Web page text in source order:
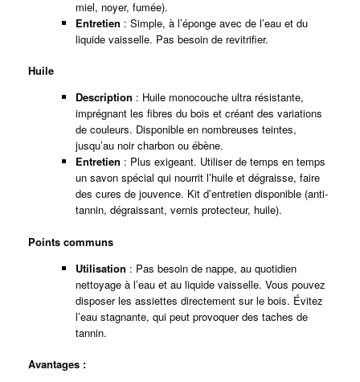
miel, noyer, fumée).
Entretien : Simple, à l’éponge avec de l’eau et du
liquide vaisselle. Pas besoin de revitrifier.
Huile
Description : Huile monocouche ultra résistante,
imprégnant les fibres du bois et créant des variations
de couleurs. Disponible en nombreuses teintes,
jusqu’au noir charbon ou ébène.
Entretien : Plus exigeant. Utiliser de temps en temps
un savon spécial qui nourrit l’huile et dégraisse, faire
des cures de jouvence. Kit d’entretien disponible (anti-
tannin, dégraissant, vernis protecteur, huile).
Points communs
Utilisation : Pas besoin de nappe, au quotidien
nettoyage à l’eau et au liquide vaisselle. Vous pouvez
disposer les assiettes directement sur le bois. Évitez
l’eau stagnante, qui peut provoquer des taches de
tannin.
Avantages :